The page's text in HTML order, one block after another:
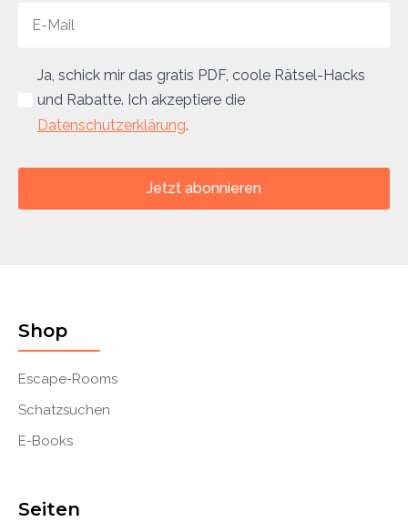
Ja, schick mir das gratis PDF, coole Rätsel-Hacks
und Rabatte. Ich akzeptiere die
Datenschutzerklärung.
Jetzt abonnieren
Shop
Escape-Rooms
Schatzsuchen
E-Books
Seiten